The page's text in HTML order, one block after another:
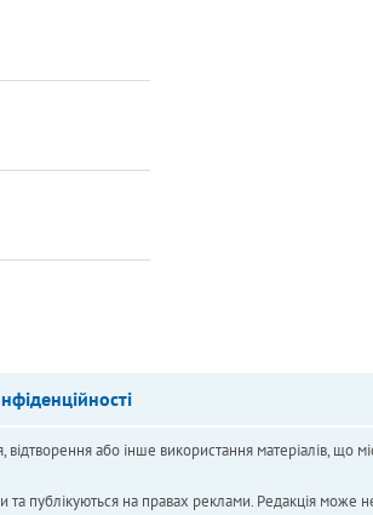
або інше використання матеріалів, що
публікуються на правах реклами. Редакція може